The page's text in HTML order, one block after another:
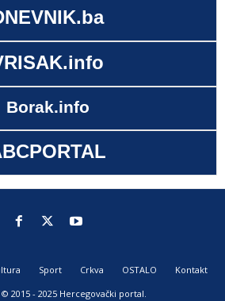
Borak.info
Sport Crkva OSTALO
Kontakt
2015 - 2025 Hercegovački portal.